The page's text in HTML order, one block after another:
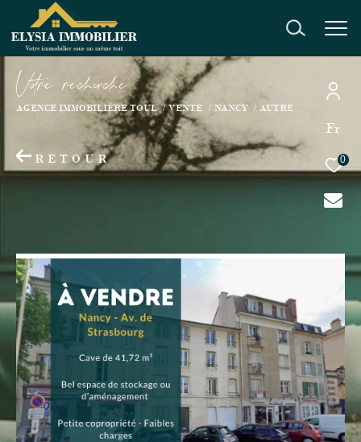
Fr
0
Vore recece
AGENCE IMMOBILIÈRE TOUL VENTE NANCY AUTRE
RETOUR